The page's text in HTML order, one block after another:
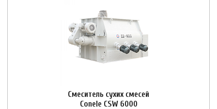
Смеситель сухих смесей
Conele CSW 6000